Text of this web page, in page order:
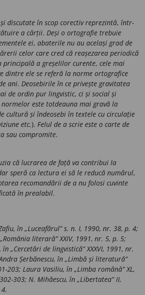
discutate în scop corectiv reprezintă, într-
a cărții. Deși o ortografie trebuie
ei, abaterile nu au același grad de
celor care cred că reașezarea periodică
principală a greșelilor curente, cele mai
dintre ele se referă la norme ortografice
ani. Deosebirile în ce privește gravitatea
de ordin pur lingvistic, ci și social și
este totdeauna mai gravă la
cultură și îndeosebi în textele cu circulație
etc.). Felul de a scrie este o carte de
sau compromite.
că lucrarea de față va contribui la
speră ca lectura ei să le reducă numărul,
recomandării de a nu folosi cuvinte
în prealabil.
în „Luceafărul” s. n. I, 1990, nr. 38, p. 4;
literară” XXIV, 1991, nr. 5, p. 5;
„Cercetări de lingvistică” XXXVI, 1991, nr.
Șerbănescu, în „Limbă și literatură”
203; Laura Vasiliu, în „Limba română” XL,
303; N. Mihăescu, în „Libertatea” II,